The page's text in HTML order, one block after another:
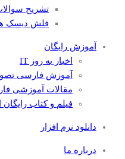
تشریح
فلش دیسک
آموزش رایگان
اخبار به روز IT
آموزش فارسی
مقالات آموزشی
فیلم و کتاب رایگان
دانلود نرم افزار
درباره ما